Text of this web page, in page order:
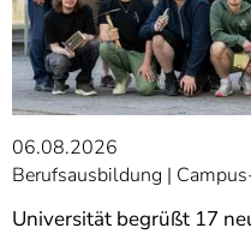
06.08.2026
Berufsausbildung
Universität begrüßt 17